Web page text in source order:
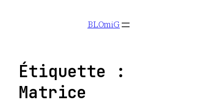
BLOmiG
Étiquette :
Matrice